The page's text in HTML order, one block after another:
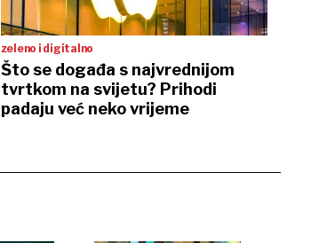
zeleno i digitalno
Što se događa s najvrednijom
tvrtkom na svijetu? Prihodi
padaju već neko vrijeme